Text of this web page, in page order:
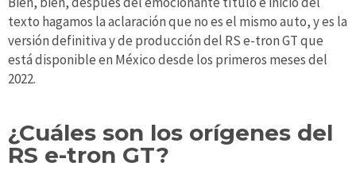
texto hagamos la aclaración que no es el mismo auto, y es la
versión definitiva y de producción del RS e-tron GT que
está disponible en México desde los primeros meses del
2022.
¿Cuáles son los orígenes del
RS e-tron GT?